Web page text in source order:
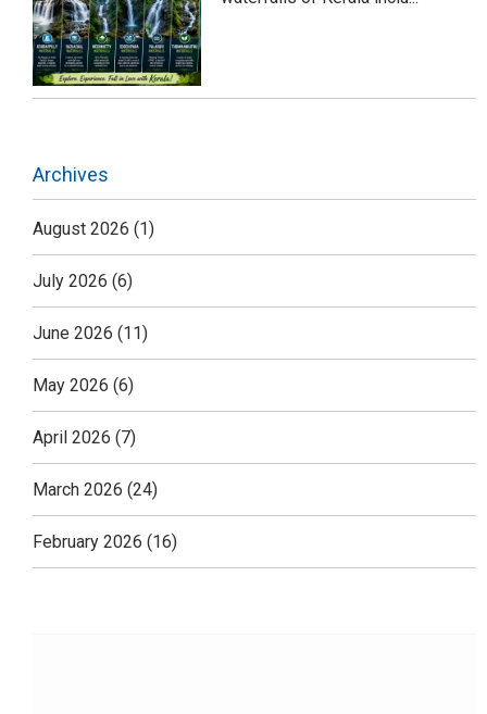
Archives
August 2026 (1)
July 2026 (6)
June 2026 (11)
May 2026 (6)
April 2026 (7)
March 2026 (24)
February 2026 (16)